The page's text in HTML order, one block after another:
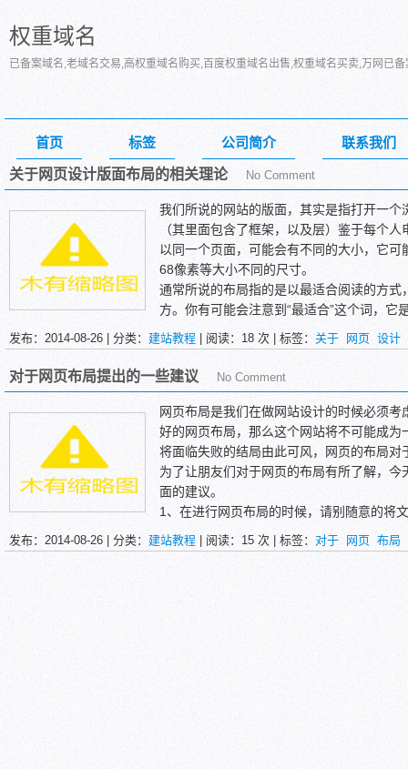
权重域名
已备案域名,老域名交易,高权重域名购买,百度权重域名出售,权重域名买卖,万网已
首页 标签 公司简介 联系我们
关于网页设计版面布局的相关理论 No Comment
我们所说的网站的版面，其实是指打开一
（其里面包含了框架，以及层）鉴于每个
以同一个页面，可能会有不同的大小，它
68像素等大小不同的尺寸。
通常所说的布局指的是以最适合阅读的方
方。你有可能会注意到“最适合”这个词，它
之为最适合的呢？非常遗憾的是，我们不
想要了解成功的秘诀是什么，而成功者仅
最快的获得成功，而不可能将一步成功的“
发布：2014-08-26 | 分类： 建站教程 | 阅读： 18 次 | 标签： 关于 网页 设计
对于网页布局提出的一些建议 No Comment
网页布局是我们在做网站设计的时候必须
好的网页布局，那么这个网站将不可能成
将面临失败的结局由此可风，网页的布局
为了让朋友们对于网页的布局有所了解，
面的建议。
1、在进行网页布局的时候，请别随意的将
体，以及斜体字的时候也应该特别的慎重。
2、在进行网页布局的时候，请利用那些短
发布：2014-08-26 | 分类： 建站教程 | 阅读： 15 次 | 标签： 对于 网页 布局